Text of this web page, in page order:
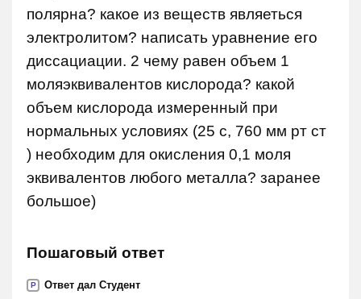
полярна? какое из веществ являеться
электролитом? написать уравнение его
диссациации. 2 чему равен объем 1
моляэквивалентов кислорода? какой
объем кислорода измеренный при
нормальных условиях (25 с, 760 мм рт ст
) необходим для окисления 0,1 моля
эквивалентов любого металла? заранее
большое)
Пошаговый ответ
P Ответ дал Студент